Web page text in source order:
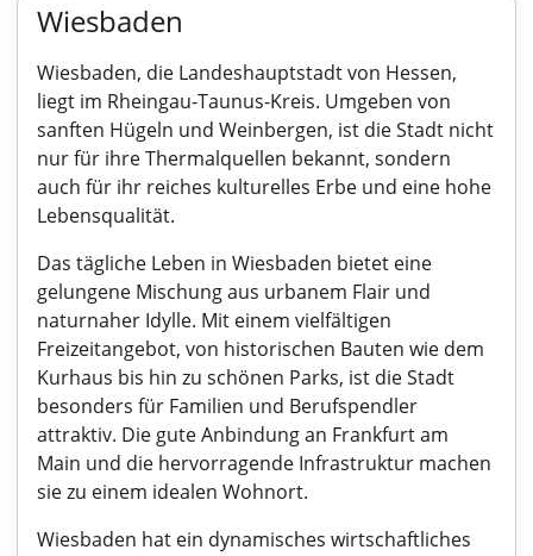
Wiesbaden
Wiesbaden, die Landeshauptstadt von Hessen,
liegt im Rheingau-Taunus-Kreis. Umgeben von
sanften Hügeln und Weinbergen, ist die Stadt nicht
nur für ihre Thermalquellen bekannt, sondern
auch für ihr reiches kulturelles Erbe und eine hohe
Lebensqualität.
Das tägliche Leben in Wiesbaden bietet eine
gelungene Mischung aus urbanem Flair und
naturnaher Idylle. Mit einem vielfältigen
Freizeitangebot, von historischen Bauten wie dem
Kurhaus bis hin zu schönen Parks, ist die Stadt
besonders für Familien und Berufspendler
attraktiv. Die gute Anbindung an Frankfurt am
Main und die hervorragende Infrastruktur machen
sie zu einem idealen Wohnort.
Wiesbaden hat ein dynamisches wirtschaftliches